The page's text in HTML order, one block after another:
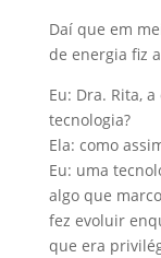
Daí que em
de energia fiz
Eu: Dra. Rita,
tecnologia?
Ela: como
Eu: uma
algo que
fez evoluir
que era